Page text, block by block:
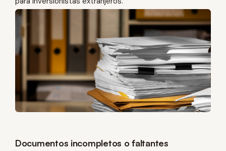
Documentos incompletos o faltantes